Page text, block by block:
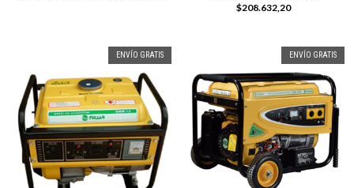
$208.632,20
ENVÍO GRATIS ENVÍO GRATIS